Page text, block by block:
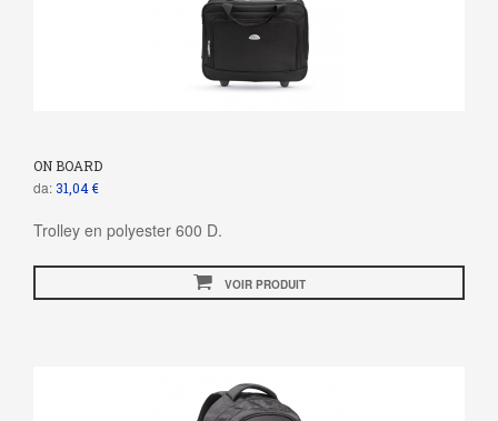
ON BOARD
da: 31,04 €
Trolley en polyester 600 D.
VOIR PRODUIT